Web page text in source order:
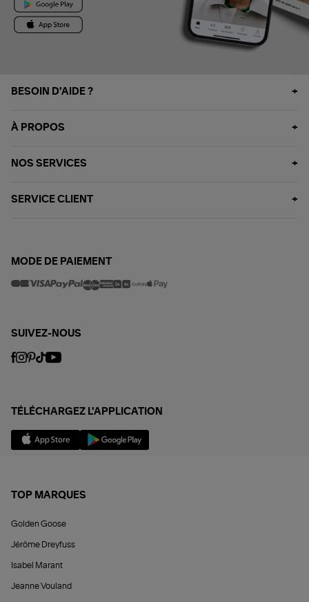
BESOIN D'AIDE ?
À PROPOS
NOS SERVICES
SERVICE CLIENT
MODE DE PAIEMENT
SUIVEZ-NOUS
TÉLÉCHARGEZ L'APPLICATION
TOP MARQUES
Golden Goose
Jérôme Dreyfuss
Isabel Marant
Jeanne Vouland